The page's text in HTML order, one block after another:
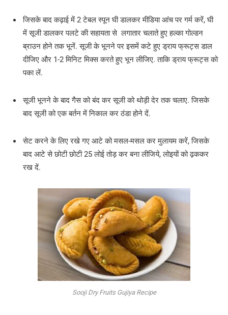
जिसके बाद कढ़ाई में 2 टेबल स्पून घी डालकर मीडिया आंच पर गर्म करें, घी
में सूजी डालकर पलटे की सहायता से लगातार चलाते हुए हल्का गोल्डन
ब्राउन होने तक भूनें. सूजी के भूनने पर इसमें कटे हुए ड्राय फ्रूट्स डाल
दीजिए और 1-2 मिनिट मिक्स करते हुए भून लीजिए. ताकि ड्राय फ्रूट्स को
पका लें.
सूजी भूनने के बाद गैस को बंद कर सूजी को थोड़ी देर तक चलाए. जिसके
बाद सूजी को एक बर्तन में निकाल कर ठंडा होने दें.
सेट करने के लिए रखे गए आटे को मसल-मसल कर मुलायम करें, जिसके
बाद आटे से छोटी छोटी 25 लोई तोड़ कर बना लीजिये, लोइयों को ढ़ककर
रख दें.
Sooji Dry Fruits Gujiya Recipe